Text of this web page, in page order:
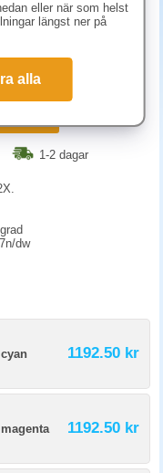
moms)
1-2 dagar
dw
1192.50 kr
1192.50 kr
eller när som helst
längst ner på
alla